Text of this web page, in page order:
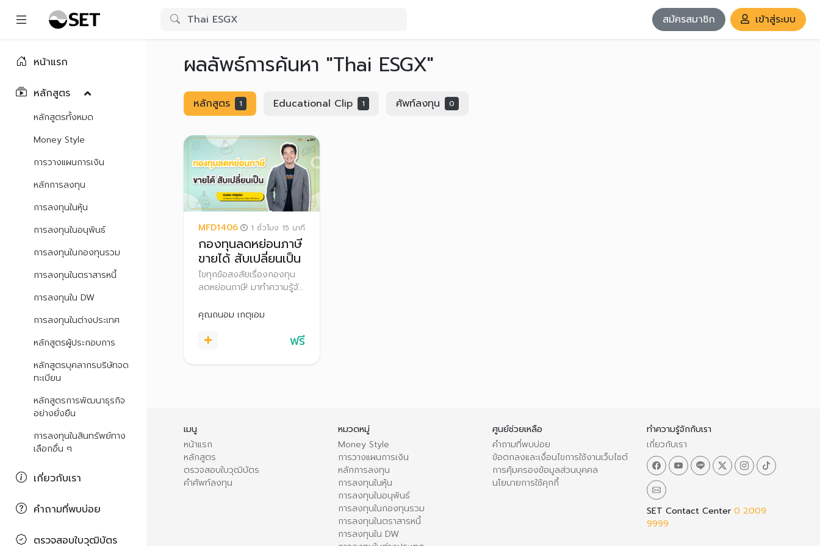
สมัครสมาชิก เข้าสู่ระบบ
หน้าแรก
หลักสูตร
หลักสูตรทั้งหมด
Money Style
การวางแผนการเงิน
หลักการลงทุน
การลงทุนในหุ้น
การลงทุนในอนุพันธ์
การลงทุนในกองทุนรวม
การลงทุนในตราสารหนี้
การลงทุนใน DW
การลงทุนในต่างประเทศ
หลักสูตรผู้ประกอบการ
หลักสูตรบุคลากรบริษัทจด
ทะเบียน
หลักสูตรการพัฒนาธุรกิจ
อย่างยั่งยืน
การลงทุนในสินทรัพย์ทาง
เลือกอื่น ๆ
เกี่ยวกับเรา
คำถามที่พบบ่อย
ตรวจสอบใบวุฒิบัตร
ผลลัพธ์การค้นหา "Thai ESGX"
หลักสูตร 1 Educational Clip 1 ศัพท์ลงทุน 0
MFD1406 1 ชั่วโมง 15 นาที
กองทุนลดหย่อนภาษี
ขายได้ สับเปลี่ยนเป็น
ไขทุกข้อสงสัยเรื่องกองทุน
ลดหย่อนภาษี! มาทำความรู้จัก
ของกองทุนแต่ละประเภท
คุณถนอม เกตุเอม
ฟรี
เมนู
หน้าแรก
หลักสูตร
ตรวจสอบใบวุฒิบัตร
คำศัพท์ลงทุน
หมวดหมู่
Money Style
การวางแผนการเงิน
หลักการลงทุน
การลงทุนในหุ้น
การลงทุนในอนุพันธ์
การลงทุนในกองทุนรวม
การลงทุนในตราสารหนี้
การลงทุนใน DW
ศูนย์ช่วยเหลือ
คำถามที่พบบ่อย
ข้อตกลงและเงื่อนไขการใช้งานเว็บไซต์
การคุ้มครองข้อมูลส่วนบุคคล
นโยบายการใช้คุกกี้
ทำความรู้จักกับเรา
เกี่ยวกับเรา
SET Contact Center 0 2009
9999